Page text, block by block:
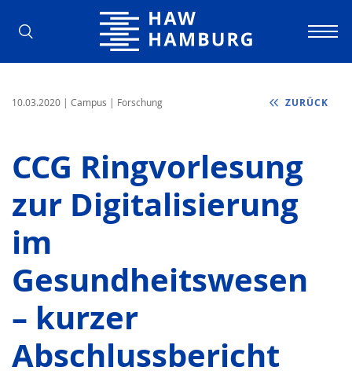
Hochschule für Angewandte
10.03.2020 | Campus | Forschung ZURÜCK
CCG Ringvorlesung
zur Digitalisierung
im
Gesundheitswesen
– kurzer
Abschlussbericht